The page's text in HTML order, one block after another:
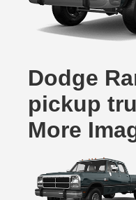
Dodge
pickup
More